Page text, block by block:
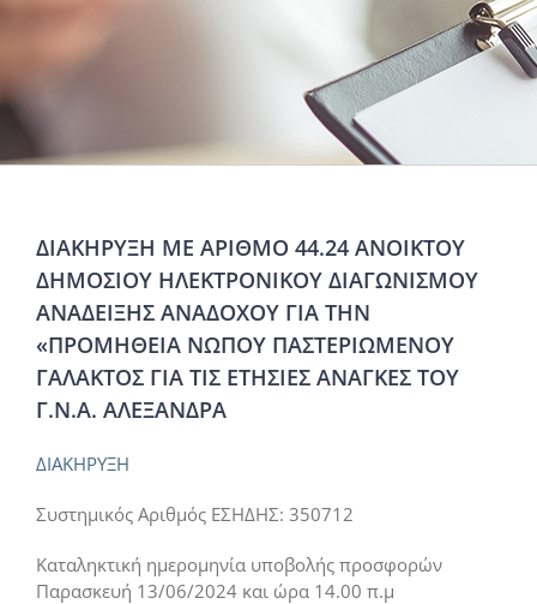
ΔΙΑΚΗΡΥΞΗ ΜΕ ΑΡΙΘΜΟ 44.24 ΑΝΟΙΚΤΟΥ
ΔΗΜΟΣΙΟΥ ΗΛΕΚΤΡΟΝΙΚΟΥ ΔΙΑΓΩΝΙΣΜΟΥ
ΑΝΑΔΕΙΞΗΣ ΑΝΑΔΟΧΟΥ ΓΙΑ ΤΗΝ
«ΠΡΟΜΗΘΕΙΑ ΝΩΠΟΥ ΠΑΣΤΕΡΙΩΜΕΝΟΥ
ΓΑΛΑΚΤΟΣ ΓΙΑ ΤΙΣ ΕΤΗΣΙΕΣ ΑΝΑΓΚΕΣ ΤΟΥ
Γ.Ν.Α. ΑΛΕΞΑΝΔΡΑ
ΔΙΑΚΗΡΥΞΗ
Συστημικός Αριθμός ΕΣΗΔΗΣ: 350712
Καταληκτική ημερομηνία υποβολής προσφορών
Παρασκευή 13/06/2024 και ώρα 14.00 π.μ